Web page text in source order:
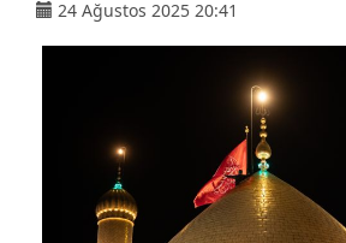
24 Ağustos 2025 20:41